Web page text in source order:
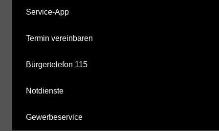
Service-App
Termin vereinbaren
Bürgertelefon 115
Notdienste
Gewerbeservice